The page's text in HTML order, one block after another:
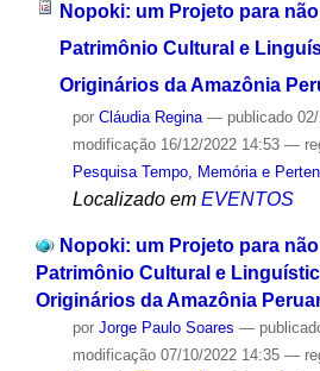
Nopoki: um Projeto para
Patrimônio Cultural e
Originários da Amazônia
por Cláudia Regina — publicado02/
modificação16/12/2022 14:53 —
Pesquisa Tempo, Memória e
Localizado em EVENTOS
Nopoki: um Projeto para
Patrimônio Cultural e
Originários da Amazônia
por Jorge Paulo Soares —
modificação07/10/2022 14:35 —